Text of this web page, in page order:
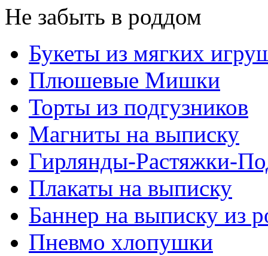
Не забыть в роддом
Букеты из мягких
Плюшевые Мишки
Торты из подгузников
Магниты на выписку
Гирлянды-Растяжки-
Плакаты на выписку
Баннер на выписку из
Пневмо хлопушки